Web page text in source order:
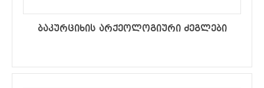
ბაკურციხის არქეოლოგიური ძეგლები